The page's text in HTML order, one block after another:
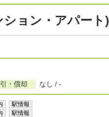
ション・アパート)
・償却 なし / -
駅情報
駅情報